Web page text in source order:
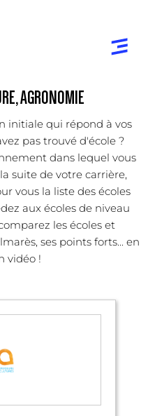
AGRONOMIE
initiale qui répond à vos
pas trouvé d'école ?
dans lequel vous
suite de votre carrière,
vous la liste des écoles
aux écoles de niveau
les écoles et
ses points forts... en
vidéo !